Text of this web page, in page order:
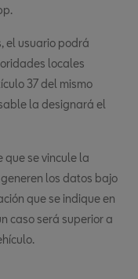
el usuario podrá
locales
37 del mismo
la designará el
que se vincule la
los datos bajo
que se indique en
caso será superior a